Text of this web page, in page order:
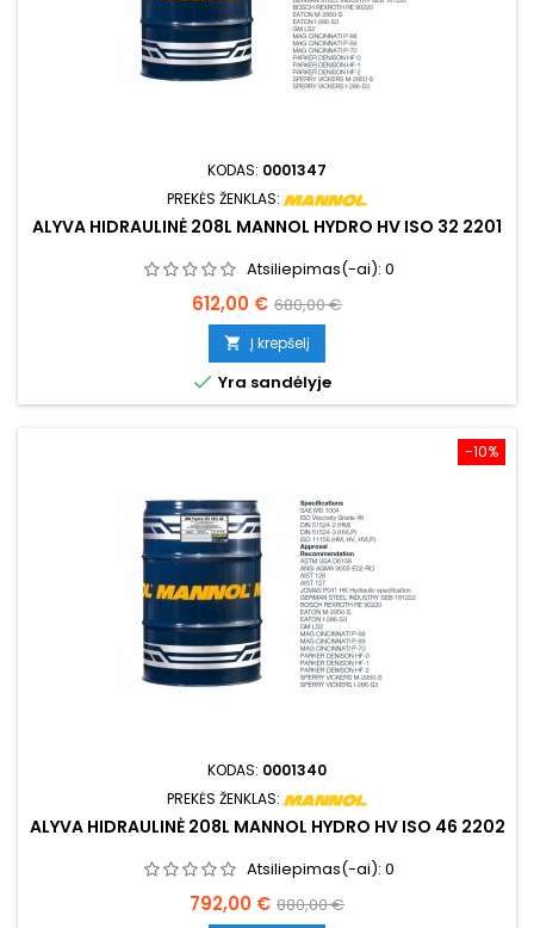
KODAS: 0001347
PREKĖS ŽENKLAS:
ALYVA HIDRAULINĖ 208L MANNOL HYDRO HV ISO 32 2201
Atsiliepimas(-ai): 0
Kaina
612,00 € Bazinė
kaina
680,00 €
 Į krepšelį
 Yra sandėlyje
−10%
KODAS: 0001340
PREKĖS ŽENKLAS:
ALYVA HIDRAULINĖ 208L MANNOL HYDRO HV ISO 46 2202
Atsiliepimas(-ai): 0
Kaina
792,00 € Bazinė
880,00 €